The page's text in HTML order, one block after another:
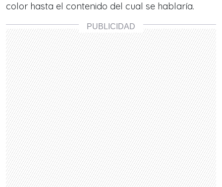
color hasta el contenido del cual se hablaría.